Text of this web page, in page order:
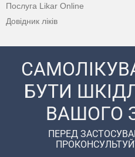
Послуга Likar Online
Довідник ліків
БУТИ
ВАШОГО
ПЕРЕД